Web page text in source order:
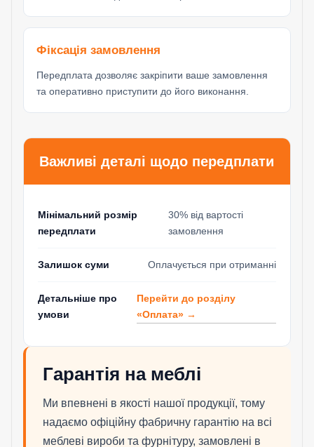
Фіксація замовлення
Передплата дозволяє закріпити ваше замовлення
та оперативно приступити до його виконання.
Важливі деталі щодо передплати
Мінімальний розмір
передплати
30% від вартості
замовлення
Залишок суми Оплачується при отриманні
Детальніше про
умови
Перейти до розділу
«Оплата» →
Гарантія на меблі
Ми впевнені в якості нашої продукції, тому
надаємо офіційну фабричну гарантію на всі
меблеві вироби та фурнітуру, замовлені в